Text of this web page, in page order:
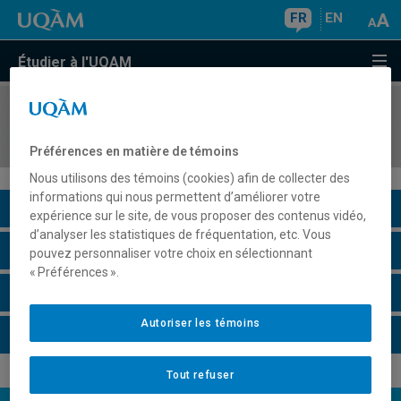
FR EN
Étudier à l'UQAM
COURS//
Description du cours
Horaire - Été 2026
Préférences en matière de témoins
Nous utilisons des témoins (cookies) afin de collecter des
informations qui nous permettent d’améliorer votre
expérience sur le site, de vous proposer des contenus vidéo,
d’analyser les statistiques de fréquentation, etc. Vous
pouvez personnaliser votre choix en sélectionnant
« Préférences ».
Tout refuser
Autoriser les témoins